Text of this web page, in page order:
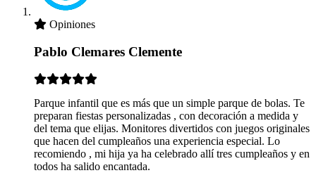
Opiniones
Pablo Clemares Clemente
Parque infantil que es más que un simple parque de bolas. Te
preparan fiestas personalizadas , con decoración a medida y
del tema que elijas. Monitores divertidos con juegos originales
que hacen del cumpleaños una experiencia especial. Lo
recomiendo , mi hija ya ha celebrado allí tres cumpleaños y en
todos ha salido encantada.